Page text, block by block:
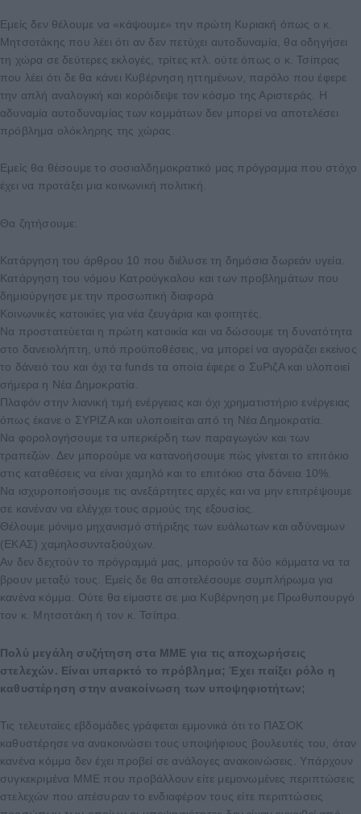
Εμείς δεν θέλουμε να «κάψουμε» την πρώτη Κυριακή όπως ο κ.
Μητσοτάκης που λέει ότι αν δεν πετύχει αυτοδυναμία, θα οδηγήσει
τη χώρα σε δεύτερες εκλογές, τρίτες κτλ. ούτε όπως ο κ. Τσίπρας
που λέει ότι δε θα κάνει Κυβέρνηση ηττημένων, παρόλο που έφερε
την απλή αναλογική και κορόιδεψε τον κόσμο της Αριστεράς. Η
αδυναμία αυτοδυναμίας των κομμάτων δεν μπορεί να αποτελέσει
πρόβλημα ολόκληρης της χώρας.
Εμείς θα θέσουμε το σοσιαλδημοκρατικό μας πρόγραμμα που στόχο
έχει να προτάξει μια κοινωνική πολιτική.
Θα ζητήσουμε:
Κατάργηση του άρθρου 10 που διέλυσε τη δημόσια δωρεάν υγεία.
Κατάργηση του νόμου Κατρούγκαλου και των προβλημάτων που
δημιούργησε με την προσωπική διαφορά
Κοινωνικές κατοικίες για νέα ζευγάρια και φοιτητές.
Να προστατεύεται η πρώτη κατοικία και να δώσουμε τη δυνατότητα
στο δανειολήπτη, υπό προϋποθέσεις, να μπορεί να αγοράζει εκείνος
το δάνειό του και όχι τα funds τα οποία έφερε ο ΣυΡιζΑ και υλοποιεί
σήμερα η Νέα Δημοκρατία.
Πλαφόν στην λιανική τιμή ενέργειας και όχι χρηματιστήριο ενέργειας
όπως έκανε ο ΣΥΡΙΖΑ και υλοποιείται από τη Νέα Δημοκρατία.
Να φορολογήσουμε τα υπερκέρδη των παραγωγών και των
τραπεζών. Δεν μπορούμε να κατανοήσουμε πώς γίνεται το επιτόκιο
στις καταθέσεις να είναι χαμηλό και το επιτόκιο στα δάνεια 10%.
Να ισχυροποιήσουμε τις ανεξάρτητες αρχές και να μην επιτρέψουμε
σε κανέναν να ελέγχει τους αρμούς της εξουσίας.
Θέλουμε μόνιμο μηχανισμό στήριξης των ευάλωτων και αδύναμων
(ΕΚΑΣ) χαμηλοσυνταξιούχων.
Αν δεν δεχτούν το πρόγραμμά μας, μπορούν τα δύο κόμματα να τα
βρουν μεταξύ τους. Εμείς δε θα αποτελέσουμε συμπλήρωμα για
κανένα κόμμα. Ούτε θα είμαστε σε μια Κυβέρνηση με Πρωθυπουργό
τον κ. Μητσοτάκη ή τον κ. Τσίπρα.
Πολύ μεγάλη συζήτηση στα ΜΜΕ για τις αποχωρήσεις
στελεχών. Είναι υπαρκτό το πρόβλημα; Έχει παίξει ρόλο η
καθυστέρηση στην ανακοίνωση των υποψηφιοτήτων;
Τις τελευταίες εβδομάδες γράφεται εμμονικά ότι το ΠΑΣΟΚ
καθυστέρησε να ανακοινώσει τους υποψήφιους βουλευτές του, όταν
κανένα κόμμα δεν έχει προβεί σε ανάλογες ανακοινώσεις. Υπάρχουν
συγκεκριμένα ΜΜΕ που προβάλλουν είτε μεμονωμένες περιπτώσεις
στελεχών που απέσυραν το ενδιαφέρον τους είτε περιπτώσεις